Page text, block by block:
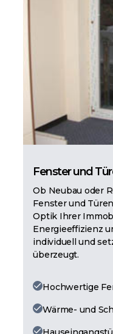
Fenster und
Ob Neubau oder
Fenster und
Optik Ihrer
Energieeffizienz
individuell und
überzeugt.
Hochwertige
Wärme- und